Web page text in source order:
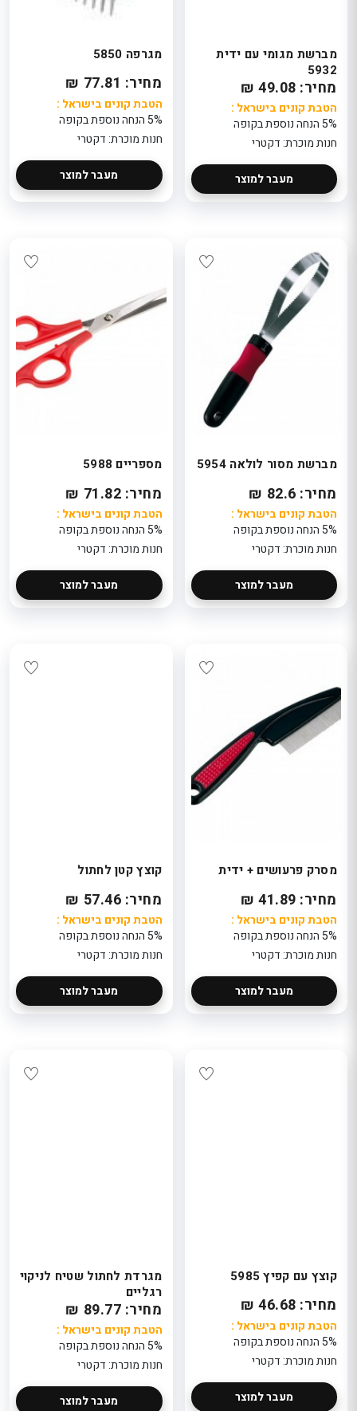
מברשת מגומי עם ידית
5932
מחיר: 49.08 ₪
הטבת קונים בישראל :
5% הנחה נוספת בקופה
חנות מוכרת: דקטרי
מעבר למוצר
מגרפה 5850
מחיר: 77.81 ₪
הטבת קונים בישראל :
5% הנחה נוספת בקופה
חנות מוכרת: דקטרי
מעבר למוצר
מברשת מסור לולאה 5954
מחיר: 82.6 ₪
הטבת קונים בישראל :
5% הנחה נוספת בקופה
חנות מוכרת: דקטרי
מעבר למוצר
מספריים 5988
מחיר: 71.82 ₪
הטבת קונים בישראל :
5% הנחה נוספת בקופה
חנות מוכרת: דקטרי
מעבר למוצר
מסרק פרעושים + ידית
מחיר: 41.89 ₪
הטבת קונים בישראל :
5% הנחה נוספת בקופה
חנות מוכרת: דקטרי
מעבר למוצר
קוצץ קטן לחתול
מחיר: 57.46 ₪
הטבת קונים בישראל :
5% הנחה נוספת בקופה
חנות מוכרת: דקטרי
מעבר למוצר
קוצץ עם קפיץ 5985
מחיר: 46.68 ₪
הטבת קונים בישראל :
5% הנחה נוספת בקופה
חנות מוכרת: דקטרי
מעבר למוצר
מגרדת לחתול שטיח לניקוי
רגליים
מחיר: 89.77 ₪
הטבת קונים בישראל :
5% הנחה נוספת בקופה
חנות מוכרת: דקטרי
מעבר למוצר